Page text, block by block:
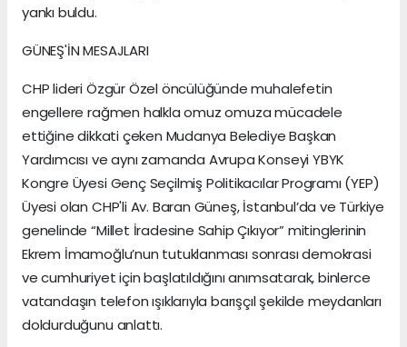
yankı buldu.
GÜNEŞ'İN MESAJLARI
CHP lideri Özgür Özel öncülüğünde muhalefetin
engellere rağmen halkla omuz omuza mücadele
ettiğine dikkati çeken Mudanya Belediye Başkan
Yardımcısı ve aynı zamanda Avrupa Konseyi YBYK
Kongre Üyesi Genç Seçilmiş Politikacılar Programı (YEP)
Üyesi olan CHP'li Av. Baran Güneş, İstanbul’da ve Türkiye
genelinde “Millet İradesine Sahip Çıkıyor” mitinglerinin
Ekrem İmamoğlu’nun tutuklanması sonrası demokrasi
ve cumhuriyet için başlatıldığını anımsatarak, binlerce
vatandaşın telefon ışıklarıyla barışçıl şekilde meydanları
doldurduğunu anlattı.